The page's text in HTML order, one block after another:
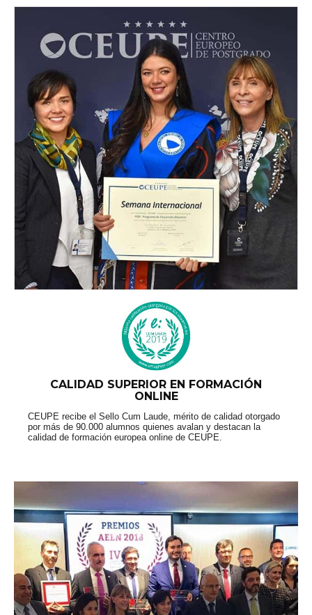
CALIDAD SUPERIOR EN FORMACIÓN
ONLINE
CEUPE recibe el Sello Cum Laude, mérito de calidad otorgado
por más de 90.000 alumnos quienes avalan y destacan la
calidad de formación europea online de CEUPE.